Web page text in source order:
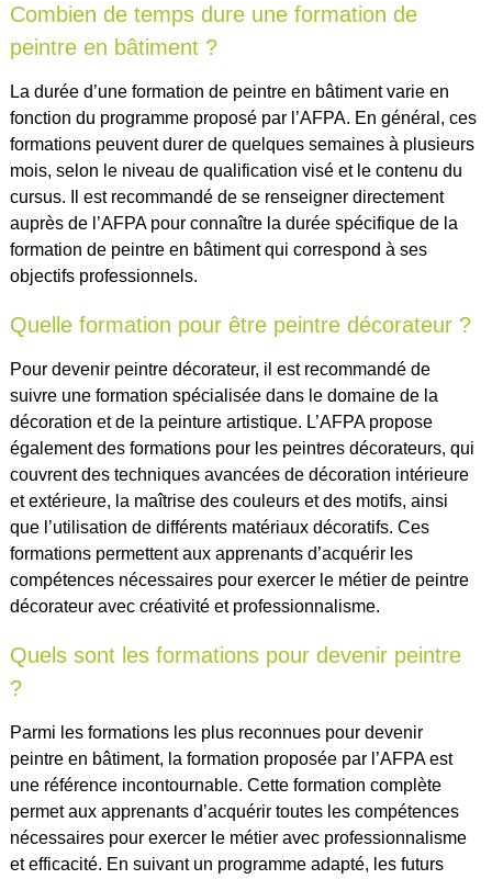
Combien de temps dure une formation de
peintre en bâtiment ?
La durée d’une formation de peintre en bâtiment varie en
fonction du programme proposé par l’AFPA. En général, ces
formations peuvent durer de quelques semaines à plusieurs
mois, selon le niveau de qualification visé et le contenu du
cursus. Il est recommandé de se renseigner directement
auprès de l’AFPA pour connaître la durée spécifique de la
formation de peintre en bâtiment qui correspond à ses
objectifs professionnels.
Quelle formation pour être peintre décorateur ?
Pour devenir peintre décorateur, il est recommandé de
suivre une formation spécialisée dans le domaine de la
décoration et de la peinture artistique. L’AFPA propose
également des formations pour les peintres décorateurs, qui
couvrent des techniques avancées de décoration intérieure
et extérieure, la maîtrise des couleurs et des motifs, ainsi
que l’utilisation de différents matériaux décoratifs. Ces
formations permettent aux apprenants d’acquérir les
compétences nécessaires pour exercer le métier de peintre
décorateur avec créativité et professionnalisme.
Quels sont les formations pour devenir peintre
?
Parmi les formations les plus reconnues pour devenir
peintre en bâtiment, la formation proposée par l’AFPA est
une référence incontournable. Cette formation complète
permet aux apprenants d’acquérir toutes les compétences
nécessaires pour exercer le métier avec professionnalisme
et efficacité. En suivant un programme adapté, les futurs